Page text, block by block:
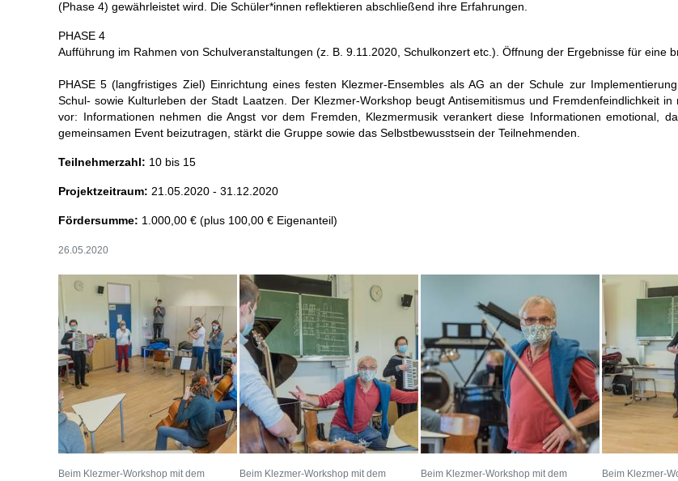
(Phase 4) gewährleistet wird. Die Schüler*innen reflektieren abschließend ihre Erfahrungen.
PHASE 4
Aufführung im Rahmen von Schulveranstaltungen (z. B. 9.11.2020, Schulkonzert etc.). Öffnung der Ergebnisse für eine
PHASE 5 (langfristiges Ziel) Einrichtung eines festen Klezmer-Ensembles als AG an der Schule zur
Schul- sowie Kulturleben der Stadt Laatzen. Der Klezmer-Workshop beugt Antisemitismus und Fremdenfeindlichkeit in
vor: Informationen nehmen die Angst vor dem Fremden, Klezmermusik verankert diese Informationen emotional,
gemeinsamen Event beizutragen, stärkt die Gruppe sowie das Selbstbewusstsein der Teilnehmenden.
Teilnehmerzahl: 10 bis 15
Projektzeitraum: 21.05.2020 - 31.12.2020
Fördersumme: 1.000,00 € (plus 100,00 € Eigenanteil)
26.05.2020
Beim Klezmer-Workshop mit dem
Beim Klezmer-Workshop mit dem
Beim Klezmer-Workshop mit dem
Beim Klezmer-